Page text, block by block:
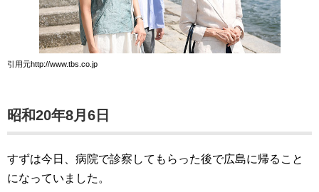
引用元http://www.tbs.co.jp
昭和20年8月6日
すずは今日、病院で診察してもらった後で広島に帰ること
になっていました。